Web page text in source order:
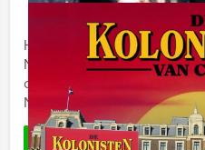
Holland Tour Guides
Nederland en België! Zeg
combinatie tussen 'Ik Hou
Nieuws' ...
LEES MEER